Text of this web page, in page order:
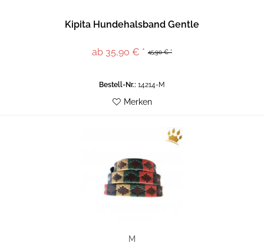
Kipita Hundehalsband Gentle
45,90 € *
ab 35,90 € *
Bestell-Nr.: 14214-M
Merken
M